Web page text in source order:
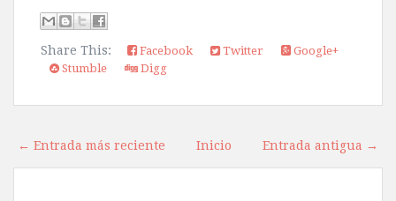
Share This: Facebook Twitter
Google+
Stumble
Digg
← Entrada más reciente Entrada antigua →
Inicio